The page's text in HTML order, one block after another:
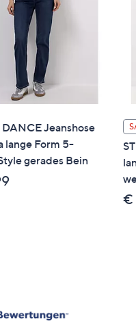
Jeanshose
lange Form 5-
gerades Bein
€